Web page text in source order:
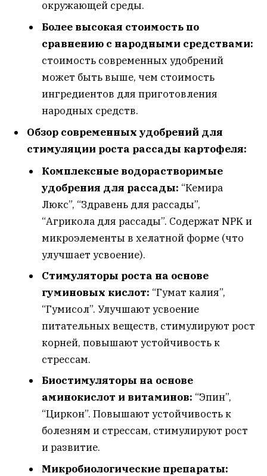
окружающей среды.
Более высокая стоимость по
сравнению с народными средствами:
стоимость современных удобрений
может быть выше, чем стоимость
ингредиентов для приготовления
народных средств.
Обзор современных удобрений для
стимуляции роста рассады картофеля:
Комплексные водорастворимые
удобрения для рассады: “Кемира
Люкс”, “Здравень для рассады”,
“Агрикола для рассады”. Содержат NPK и
микроэлементы в хелатной форме (что
улучшает усвоение).
Стимуляторы роста на основе
гуминовых кислот: “Гумат калия”,
“Гумисол”. Улучшают усвоение
питательных веществ, стимулируют рост
корней, повышают устойчивость к
стрессам.
Биостимуляторы на основе
аминокислот и витаминов: “Эпин”,
“Циркон”. Повышают устойчивость к
болезням и стрессам, стимулируют рост
и развитие.
Микробиологические препараты: